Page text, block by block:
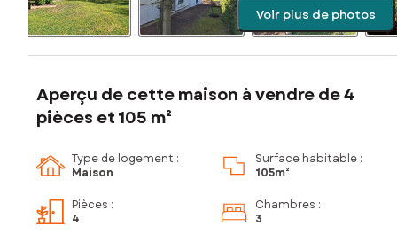
Voir plus de photos
Aperçu de cette maison à vendre de 4
pièces et 105 m²
Type de logement :
Maison
Surface habitable :
105m²
Pièces :
4
Chambres :
3